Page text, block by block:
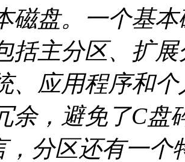
磁盘。一个基
括主分区、扩
、应用程序和
余，避免了C盘
，分区还有一